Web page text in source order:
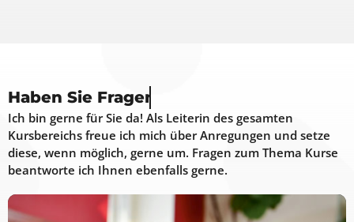
Haben Sie
Ich bin gerne für Sie da! Als Leiterin des gesamten
Kursbereichs freue ich mich über Anregungen und setze
diese, wenn möglich, gerne um. Fragen zum Thema Kurse
beantworte ich Ihnen ebenfalls gerne.